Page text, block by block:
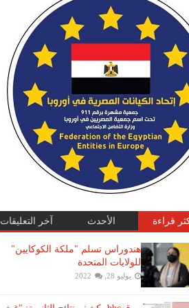
قراءة الأحدث آخر التعليقات
هندوراس تسلم "ملكة الكوكايين"
للولايات المتحدة
يوليو 28, 2022